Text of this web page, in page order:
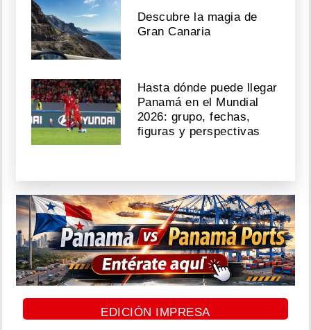
Descubre la magia de
Gran Canaria
Hasta dónde puede llegar
Panamá en el Mundial
2026: grupo, fechas,
figuras y perspectivas
EDICIÓN IMPRESA